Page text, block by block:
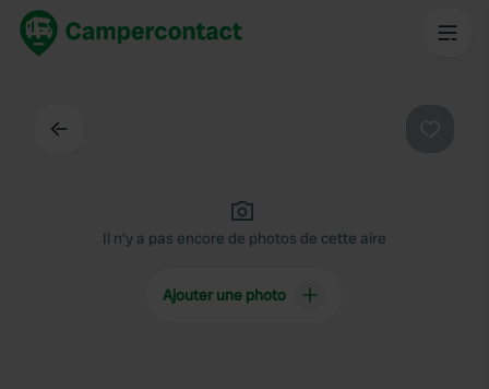
Il n'y a pas encore de photos de cette aire
Ajouter une photo